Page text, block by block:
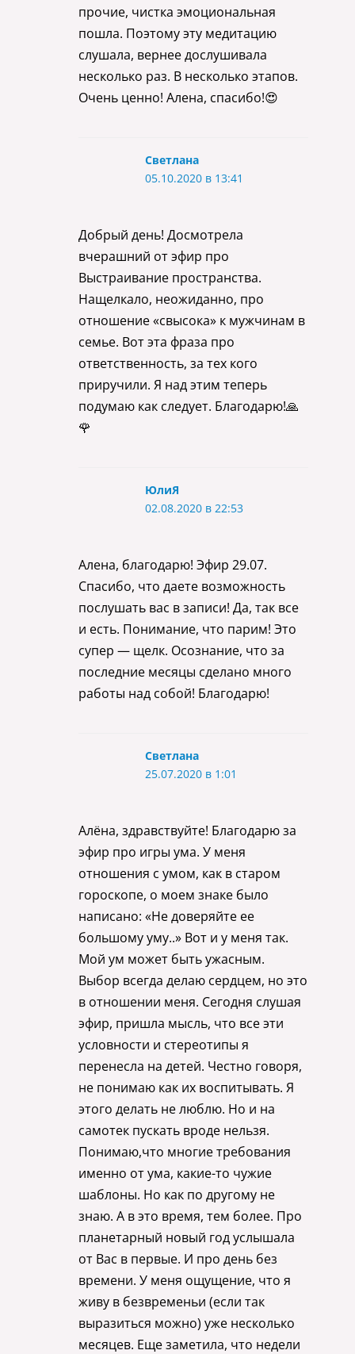
прочие, чистка эмоциональная
пошла. Поэтому эту медитацию
слушала, вернее дослушивала
несколько раз. В несколько этапов.
Очень ценно! Алена, спасибо!😍
Светлана
05.10.2020 в 13:41
Добрый день! Досмотрела
вчерашний от эфир про
Выстраивание пространства.
Нащелкало, неожиданно, про
отношение «свысока» к мужчинам в
семье. Вот эта фраза про
ответственность, за тех кого
приручили. Я над этим теперь
подумаю как следует. Благодарю!🙏
🌹
ЮлиЯ
02.08.2020 в 22:53
Алена, благодарю! Эфир 29.07.
Спасибо, что даете возможность
послушать вас в записи! Да, так все
и есть. Понимание, что парим! Это
супер — щелк. Осознание, что за
последние месяцы сделано много
работы над собой! Благодарю!
Светлана
25.07.2020 в 1:01
Алёна, здравствуйте! Благодарю за
эфир про игры ума. У меня
отношения с умом, как в старом
гороскопе, о моем знаке было
написано: «Не доверяйте ее
большому уму..» Вот и у меня так.
Мой ум может быть ужасным.
Выбор всегда делаю сердцем, но это
в отношении меня. Сегодня слушая
эфир, пришла мысль, что все эти
условности и стереотипы я
перенесла на детей. Честно говоря,
не понимаю как их воспитывать. Я
этого делать не люблю. Но и на
самотек пускать вроде нельзя.
Понимаю,что многие требования
именно от ума, какие-то чужие
шаблоны. Но как по другому не
знаю. А в это время, тем более. Про
планетарный новый год услышала
от Вас в первые. И про день без
времени. У меня ощущение, что я
живу в безвременьи (если так
выразиться можно) уже несколько
месяцев. Еще заметила, что недели